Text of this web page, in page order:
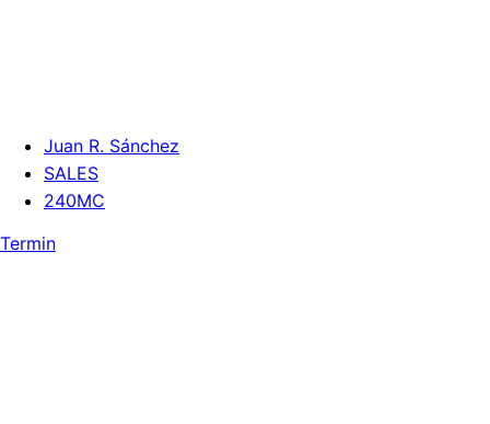
Juan R. Sánchez
SALES
240MC
Termin